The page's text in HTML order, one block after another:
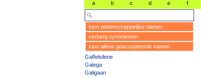
a b c d e f
toon wetenschappelijke namen
verberg synoniemen
toon alleen geaccepteerde namen
Gaffelsilene
Galega
Galigaan